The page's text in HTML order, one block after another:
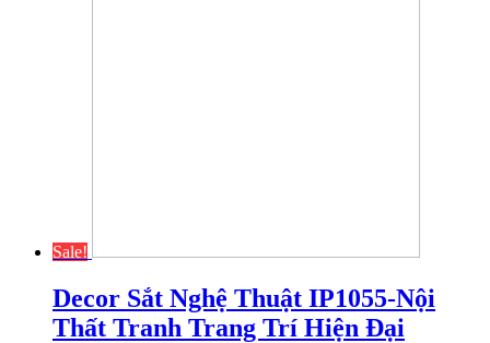
Sale!
Decor Sắt Nghệ Thuật IP1055-Nội
Thất Tranh Trang Trí Hiện Đại